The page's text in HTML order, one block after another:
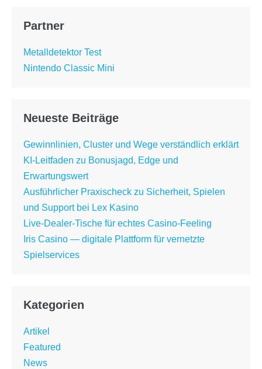
Partner
Metalldetektor Test
Nintendo Classic Mini
Neueste Beiträge
Gewinnlinien, Cluster und Wege verständlich erklärt
KI-Leitfaden zu Bonusjagd, Edge und
Erwartungswert
Ausführlicher Praxischeck zu Sicherheit, Spielen
und Support bei Lex Kasino
Live-Dealer-Tische für echtes Casino-Feeling
Iris Casino — digitale Plattform für vernetzte
Spielservices
Kategorien
Artikel
Featured
News